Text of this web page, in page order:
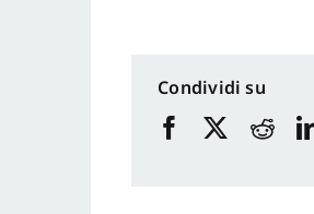
Condividi su